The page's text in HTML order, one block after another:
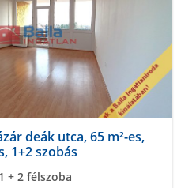
deák utca, 65 m²-es,
1+2 szobás
1 + 2 félszoba